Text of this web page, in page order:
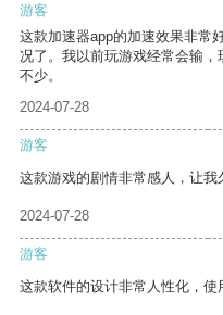
游客
这款加速器app的加速效果非常
况了。我以前玩游戏经常会输
不少。
2024-07-28
游客
这款游戏的剧情非常感人，让我
2024-07-28
游客
这款软件的设计非常人性化，使